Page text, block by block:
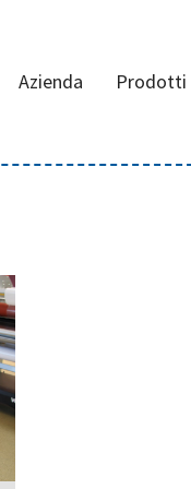
Azienda Prodotti